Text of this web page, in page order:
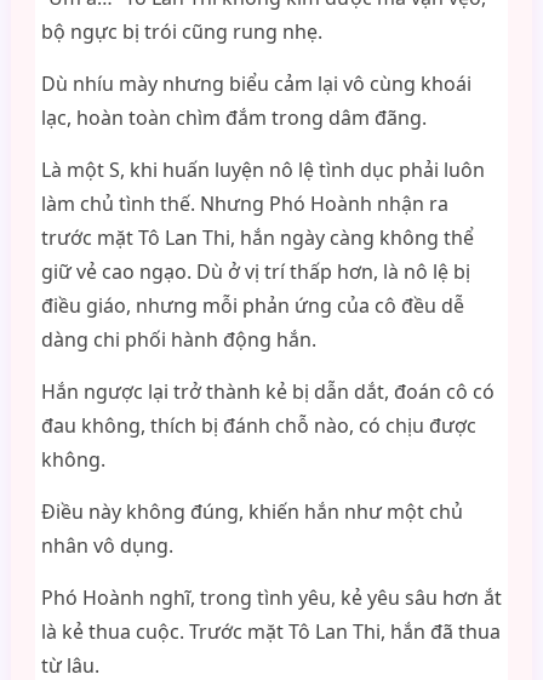
bộ ngực bị trói cũng rung nhẹ.
Dù nhíu mày nhưng biểu cảm lại vô cùng khoái
lạc, hoàn toàn chìm đắm trong dâm đãng.
Là một S, khi huấn luyện nô lệ tình dục phải luôn
làm chủ tình thế. Nhưng Phó Hoành nhận ra
trước mặt Tô Lan Thi, hắn ngày càng không thể
giữ vẻ cao ngạo. Dù ở vị trí thấp hơn, là nô lệ bị
điều giáo, nhưng mỗi phản ứng của cô đều dễ
dàng chi phối hành động hắn.
Hắn ngược lại trở thành kẻ bị dẫn dắt, đoán cô có
đau không, thích bị đánh chỗ nào, có chịu được
không.
Điều này không đúng, khiến hắn như một chủ
nhân vô dụng.
Phó Hoành nghĩ, trong tình yêu, kẻ yêu sâu hơn ắt
là kẻ thua cuộc. Trước mặt Tô Lan Thi, hắn đã thua
từ lâu.